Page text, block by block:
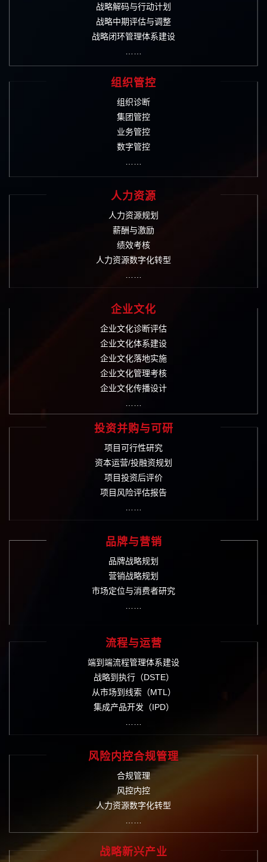
战略解码与行动计划
战略中期评估与调整
战略闭环管理体系建设
组织管控
组织诊断
集团管控
业务管控
数字管控
人力资源
人力资源规划
薪酬与激励
绩效考核
人力资源数字化转型
企业文化
企业文化诊断评估
企业文化体系建设
企业文化落地实施
企业文化管理考核
企业文化传播设计
投资并购与可研
项目可行性研究
资本运营/投融资规划
项目投资后评价
项目风险评估报告
品牌与营销
品牌战略规划
营销战略规划
市场定位与消费者研究
流程与运营
端到端流程管理体系建设
战略到执行（DSTE）
从市场到线索（MTL）
集成产品开发（IPD）
风险内控合规管理
合规管理
风控内控
人力资源数字化转型
战略新兴产业